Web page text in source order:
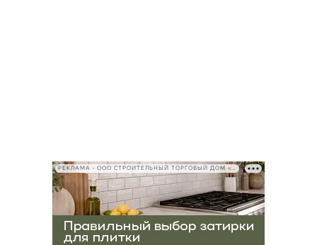
РЕКЛАМА • ООО СТРОИТЕЛЬНЫЙ ТОРГОВЫЙ ДОМ «ПЕТРОВИЧ», ИНН 7802348846